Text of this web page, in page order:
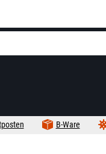
B-Ware